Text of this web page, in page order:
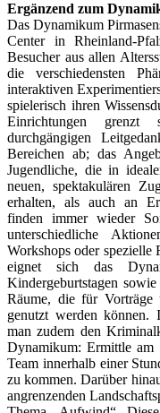
Ergänzend zum
Das Dynamikum
Center in Rheinland-
Besucher aus allen
die verschiedensten
interaktiven
spielerisch ihren
Einrichtungen
durchgängigen
Bereichen ab; das
Jugendliche, die in
neuen, spektakulären
erhalten, als auch an
finden immer wieder
unterschiedliche
Workshops oder spezielle
eignet sich das
Kindergeburtstagen
Räume, die für Vorträge
genutzt werden können.
man zudem den
Dynamikum: Ermittle am
Team innerhalb einer
zu kommen. Darüber
angrenzenden